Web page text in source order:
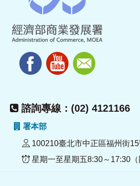
諮詢專線：(02) 4121166
署本部
100210臺北市中正區福州街15
星期一至星期五8:30～17:30（